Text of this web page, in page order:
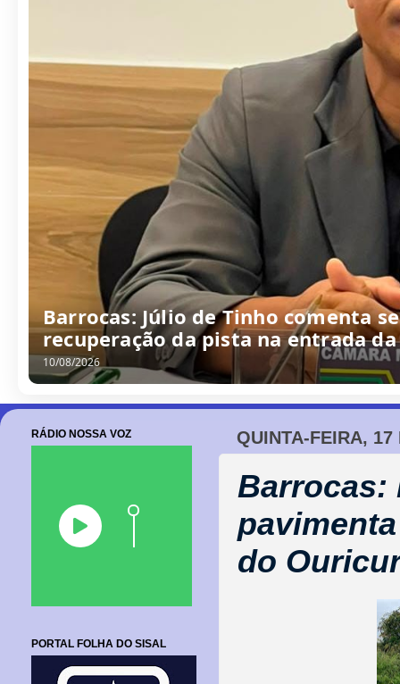
Barrocas: Júlio de Tinho comenta
recuperação da pista na entrada
10/08/2026
QUINTA-FEIRA, 17
Barrocas:
do
RÁDIO NOSSA VOZ
PORTAL FOLHA DO SISAL